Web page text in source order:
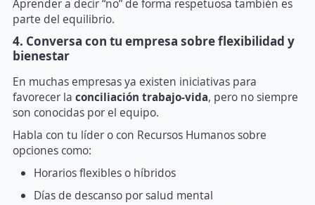
Aprender a decir “no” de forma respetuosa también es
parte del equilibrio.
4. Conversa con tu empresa sobre flexibilidad y
bienestar
En muchas empresas ya existen iniciativas para
favorecer la conciliación trabajo-vida, pero no siempre
son conocidas por el equipo.
Habla con tu líder o con Recursos Humanos sobre
opciones como:
Horarios flexibles o híbridos
Días de descanso por salud mental